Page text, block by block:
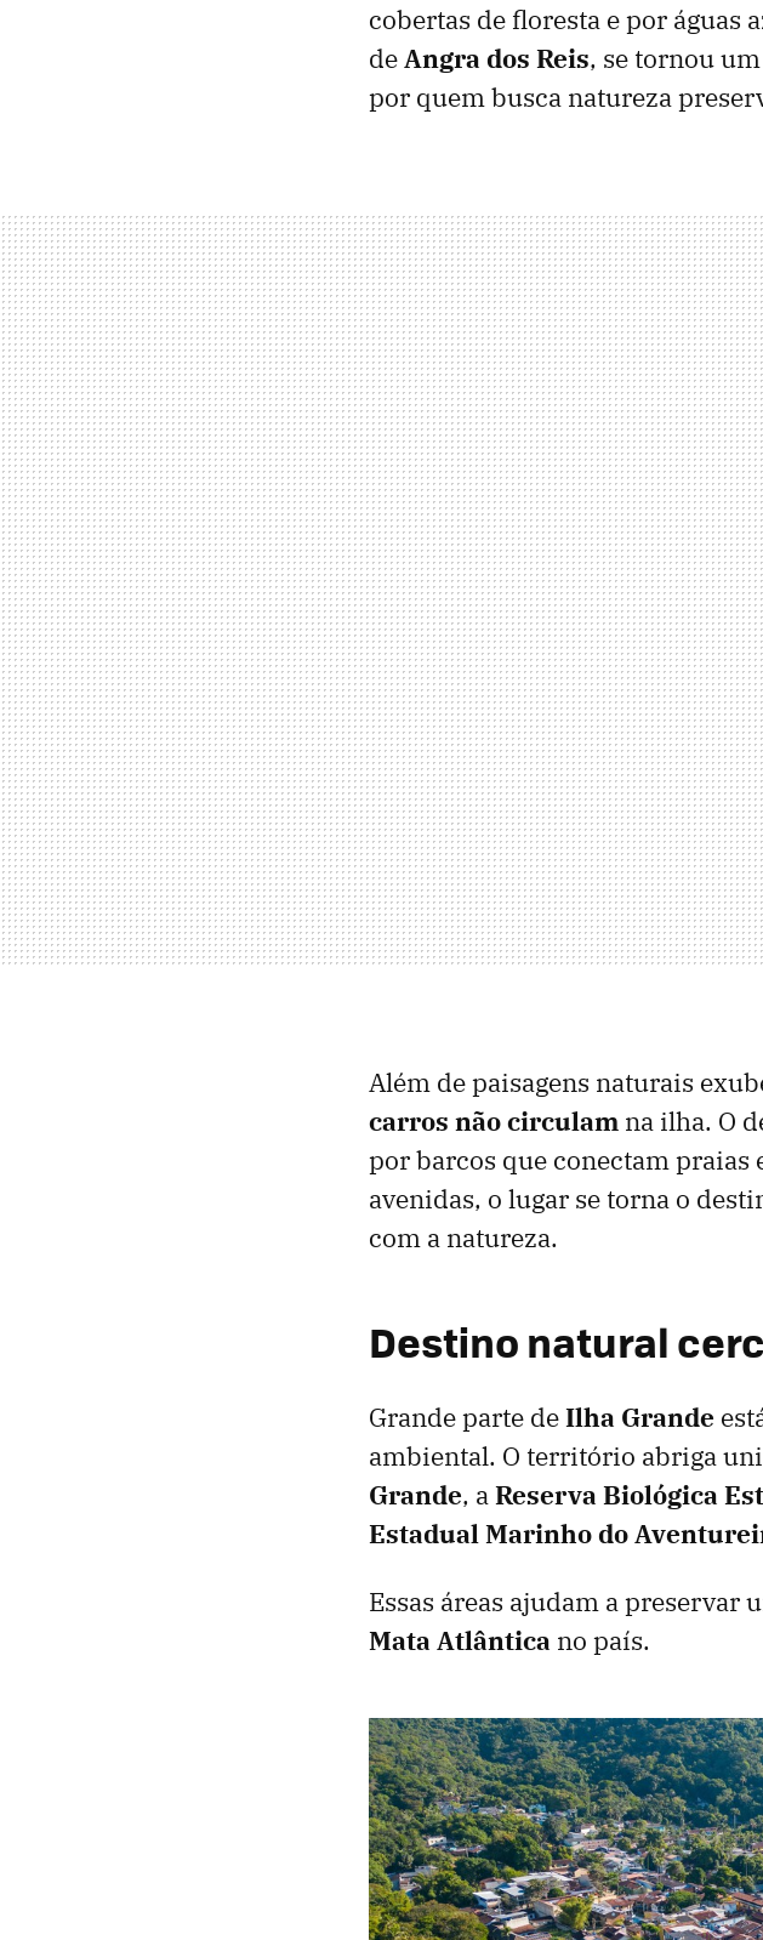
cobertas de floresta e por águas
deAngra dos Reis, se tornou
por quem busca natureza
Além de paisagens naturais
carros não circulam na ilha. O
por barcos que conectam
avenidas, o lugar se torna o
com a natureza.
Destino natural
Grande parte deIlha Grande
ambiental. O território abriga
Grande, aReserva Biológica
Estadual Marinho do
Essas áreas ajudam a preservar
Mata Atlântica no país.